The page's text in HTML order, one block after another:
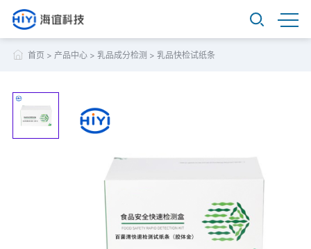
首页 > 产品中心> 乳品成分检测 > 乳品快检试纸条